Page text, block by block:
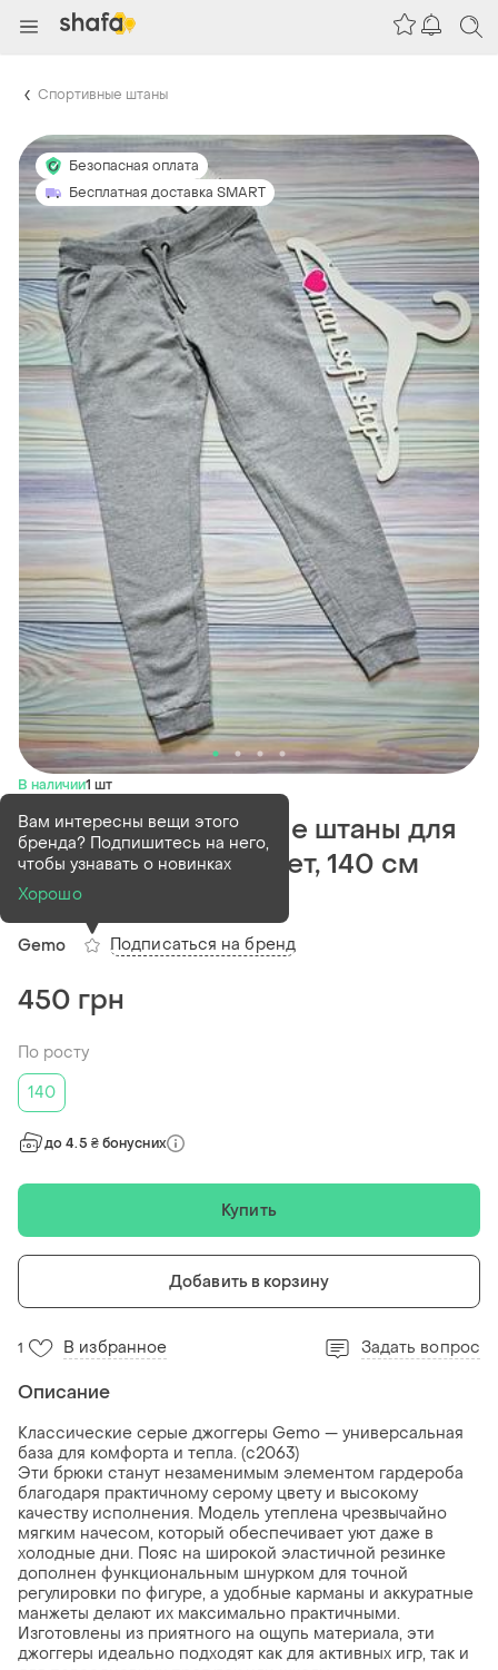
Спортивные штаны
Безопасная оплата
Бесплатная доставка SMART
В наличии1 шт
Детские спортивные штаны для
мальчика gemo 10 лет, 140 см
серые
Gemo
Вам интересны вещи этого
бренда? Подпишитесь на него,
чтобы узнавать о новинках
Хорошо
Подписаться на бренд
450 грн
По росту
140
до 4.5 ₴ бонусних
Купить
Добавить в корзину
1 В избранное Задать вопрос
Описание
Классические серые джоггеры Gemo — универсальная
база для комфорта и тепла. (с2063)
Эти брюки станут незаменимым элементом гардероба
благодаря практичному серому цвету и высокому
качеству исполнения. Модель утеплена чрезвычайно
мягким начесом, который обеспечивает уют даже в
холодные дни. Пояс на широкой эластичной резинке
дополнен функциональным шнурком для точной
регулировки по фигуре, а удобные карманы и аккуратные
манжеты делают их максимально практичными.
Изготовлены из приятного на ощупь материала, эти
джоггеры идеально подходят как для активных игр, так и